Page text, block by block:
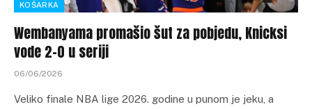
KOŠARKA
Wembanyama promašio šut za pobjedu, Knicksi
vode 2-0 u seriji
06/06/2026
Veliko finale NBA lige 2026. godine u punom je jeku, a